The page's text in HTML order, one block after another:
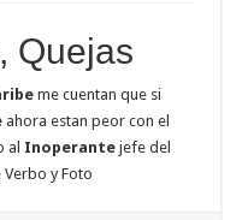
Quejas
me cuentan que si
ahora estan peor con el
al Inoperantejefe del
y Foto